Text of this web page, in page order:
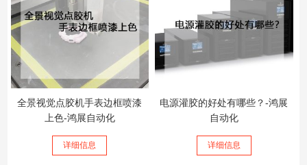
全景视觉点胶机手表边框喷漆
上色-鸿展自动化
详细信息
电源灌胶的好处有哪些？-鸿展
自动化
详细信息